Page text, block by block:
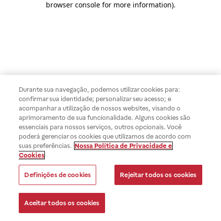
browser console for more information).
Durante sua navegação, podemos utilizar cookies para:
confirmar sua identidade; personalizar seu acesso; e
acompanhar a utilização de nossos websites, visando o
aprimoramento de sua funcionalidade. Alguns cookies são
essenciais para nossos serviços, outros opcionais. Você
poderá gerenciar os cookies que utilizamos de acordo com
suas preferências. Nossa Política de Privacidade e
Cookies
Definições de cookies Rejeitar todos os cookies
Aceitar todos os cookies